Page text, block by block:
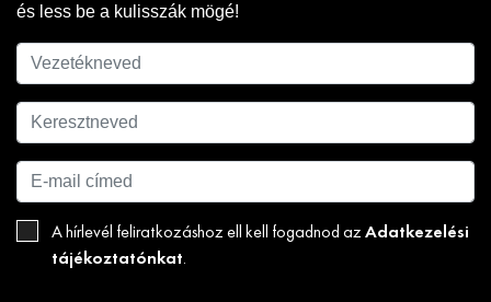
és less be a kulisszák mögé!
A hírlevél feliratkozáshoz ell kell fogadnod az Adatkezelési
tájékoztatónkat.